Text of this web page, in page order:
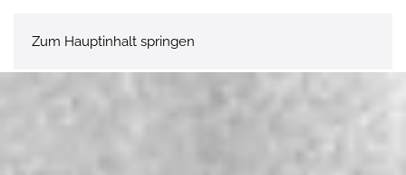
Zum Hauptinhalt springen